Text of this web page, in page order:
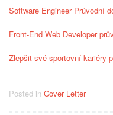
Software Engineer Průvodní
Front-End Web Developer
Zlepšit své sportovní kariéry
Posted in Cover Letter